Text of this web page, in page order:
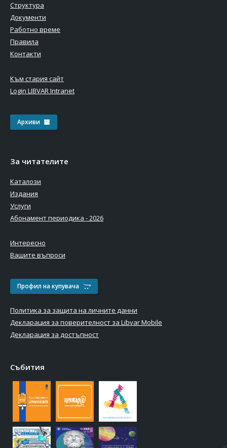
Структура
Документи
Работно време
Правила
Контакти
Към стария сайт
Login LIBVAR Intranet
Архиви
За читателите
Каталози
Издания
Услуги
Абонамент периодика - 2026
Интересно
Вашите въпроси
Профил на купувача
Политика за защита на личните данни
Декларация за поверителност за Libvar Mobile
Декларация за достъпност
Събития